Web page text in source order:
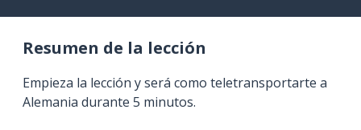
Resumen de la lección
Empieza la lección y será como teletransportarte a
Alemania durante 5 minutos.